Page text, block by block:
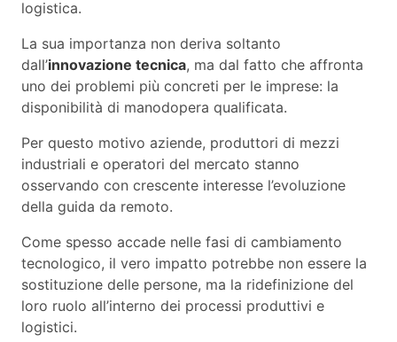
logistica.
La sua importanza non deriva soltanto
dall’innovazione tecnica, ma dal fatto che affronta
uno dei problemi più concreti per le imprese: la
disponibilità di manodopera qualificata.
Per questo motivo aziende, produttori di mezzi
industriali e operatori del mercato stanno
osservando con crescente interesse l’evoluzione
della guida da remoto.
Come spesso accade nelle fasi di cambiamento
tecnologico, il vero impatto potrebbe non essere la
sostituzione delle persone, ma la ridefinizione del
loro ruolo all’interno dei processi produttivi e
logistici.